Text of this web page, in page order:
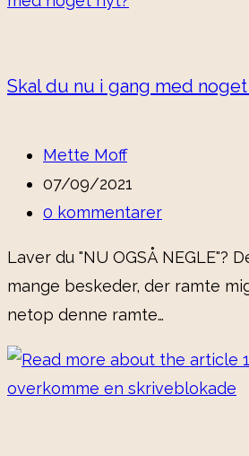
Skal du nu i gang med noget
Mette Moff
07/09/2021
0 kommentarer
Laver du "NU OGSÅ NEGLE"?
mange beskeder, der ramte
netop denne ramte…